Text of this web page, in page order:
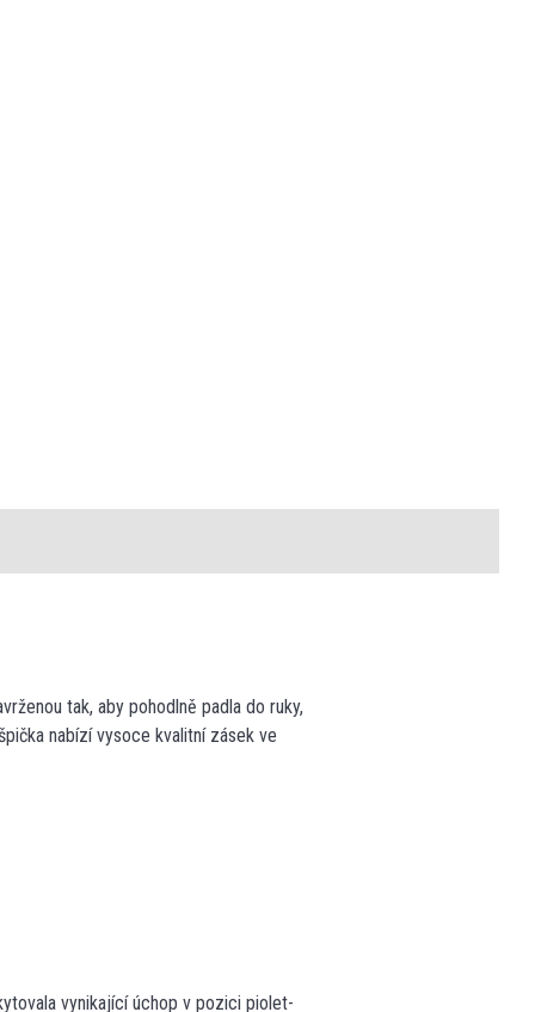
tak, aby pohodlně padla do ruky,
nabízí vysoce kvalitní zásek ve
vynikající úchop v pozici piolet-